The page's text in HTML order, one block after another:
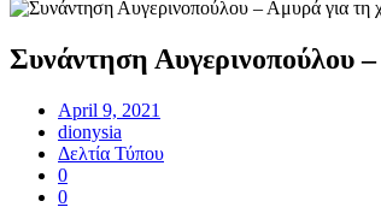
Συνάντηση Αυγερινοπούλου
April 9, 2021
dionysia
Δελτία Τύπου
0
0